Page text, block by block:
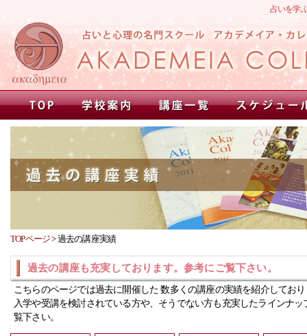
占いを学
TOPページ>過去の講座実績
過去の講座も充実しております。参考にご覧下さい。
こちらのページでは過去に開催した 数多くの講座の実績を紹介してお
入学や受講を検討されている方や、そうでない方も充実したラインナッ
覧下さい。